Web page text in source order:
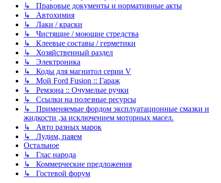
↳ Правовые документы и нормативные акты
↳ Автохимия
↳ Лаки / краски
↳ Чистящие / моющие стредства
↳ Клеевые составы / герметики
↳ Хозяйственный раздел
↳ Электроника
↳ Коды для магнитол серии V
↳ Мой Ford Fusion :: Гараж
↳ Ремзона :: Очумелые ручки
↳ Ссылки на полезные ресурсы
↳ Применяемые фордом эксплуатационные смазки и
жидкости ,за исключением моторных масел.
↳ Авто разных марок
↳ Лудим, паяем
Остальное
↳ Глас народа
↳ Коммерческие предложения
↳ Гостевой форум